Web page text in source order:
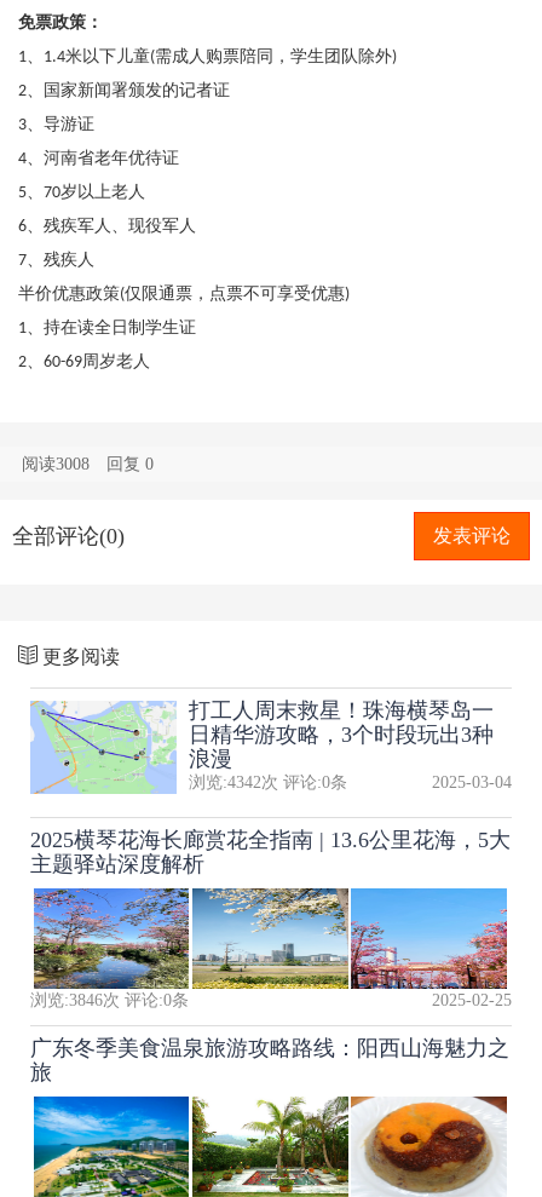
免票政策：
1
1.4米以下儿童(需成人购票陪同，学生团队除外)
2 、国家新闻署颁发的记者证
3 、导游证
4 、河南省老年优待证
5
70岁以上老人
6 、残疾军人、现役军人
7 、残疾人
半价优惠政策(仅限通票，点票不可享受优惠)
1 、持在读全日制学生证
2
60-69周岁老人
阅读3008 回复0
全部评论(0) 发表评论
更多阅读
打工人周末救星！珠海横琴岛一
日精华游攻略，3个时段玩出3种
浪漫
浏览:4342次 评论:0条 2025-03-04
2025横琴花海长廊赏花全指南 | 13.6公里花海，5大
主题驿站深度解析
浏览:3846次 评论:0条 2025-02-25
广东冬季美食温泉旅游攻略路线：阳西山海魅力之
旅